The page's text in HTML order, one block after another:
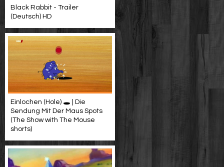
Black Rabbit - Trailer
(Deutsch) HD
Einlochen (Hole) 🕳️ | Die
Sendung Mit Der Maus Spots
(The Show with The Mouse
shorts)